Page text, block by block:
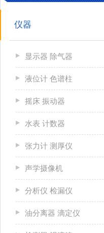
仪器
显示器 除气器
液位计 色谱柱
摇床 振动器
水表 计数器
张力计 测厚仪
声学摄像机
分析仪 检漏仪
油分离器 滴定仪